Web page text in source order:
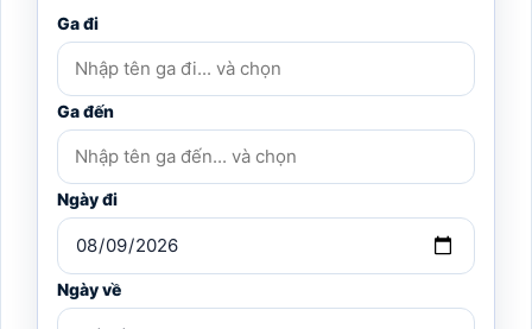
Ga đi
Ga đến
Ngày đi
Ngày về